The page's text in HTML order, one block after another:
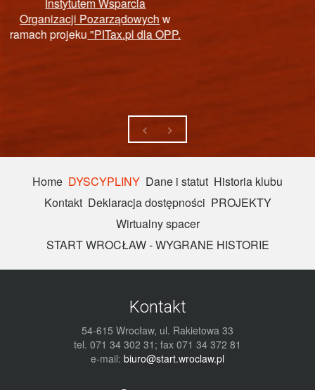
PAŃSTWOWY FUNDUSZ
REHABILITACJI OSÓB
Home DYSCYPLINY Dane i statut Historia klubu
Kontakt Deklaracja dostępności PROJEKTY
Wirtualny spacer
START WROCŁAW - WYGRANE HISTORIE
Kontakt
54-615 Wrocław, ul. Rakietowa 33
tel. 071 34 302 31; fax 071 34 372 81
e-mail: biuro@start.wroclaw.pl